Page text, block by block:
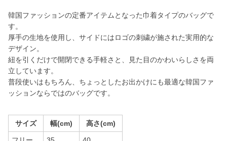
韓国ファッションの定番アイテムとなった巾着タイプのバッグで
す。
厚手の生地を使用し、サイドにはロゴの刺繍が施された実用的な
デザイン。
紐を引くだけで開閉できる手軽さと、見た目のかわいらしさを両
立しています。
普段使いはもちろん、ちょっとしたお出かけにも最適な韓国ファ
ッションならではのバッグです。
サイズ 幅(cm) 高さ(cm)